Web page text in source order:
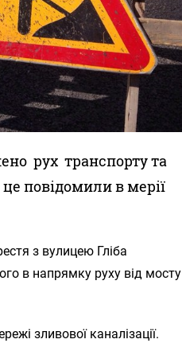
рух транспорту та
повідомили в мерії
з вулицею Гліба
в напрямку руху від мосту
зливової каналізації.